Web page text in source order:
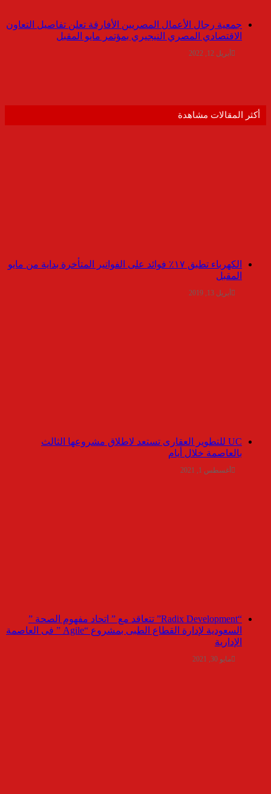
جمعية رجال الأعمال المصريين الأفارقة تعلن تفاصيل التعاون
الاقتصادي المصري النيجيري بمؤتمر مايو المقبل
أبريل 12, 2022
أكثر المقالات مشاهدة
الكهرباء تطبق ١٧٪ فوائد على الفواتير المتأخرة بداية من مايو
المقبل
أبريل 13, 2019
UC للتطوير العقارى تستعد لاطلاق مشروعها الثالث
بالعاصمة خلال أيام
أغسطس 1, 2021
“Radix Development” تتعاقد مع ” اتحاد مفهوم الصحة ”
السعودية لإدارة القطاع الطبى بمشروع “Agile ” فى العاصمة
الإدارية
مايو 30, 2021